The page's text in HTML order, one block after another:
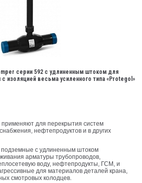
серии 592 с удлиненным штоком для
изоляцией весьма усиленного типа «Protegol»
для перекрытия систем
нефтепродуктов и в других
с удлиненным штоком
арматуры трубопроводов,
воду, нефтепродукты, ГСМ, и
для материалов деталей крана,
смотровых колодцев.